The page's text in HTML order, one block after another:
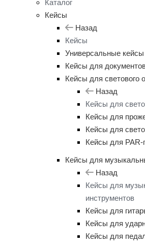
Каталог
Кейсы
Назад
Кейсы
Универсальные кейсы
Кейсы для
Кейсы для светового
Назад
Кейсы для
Кейсы для
Кейсы для
Кейсы для PAR-
Кейсы для
Назад
Кейсы для
инструментов
Кейсы для
Кейсы для
Кейсы для